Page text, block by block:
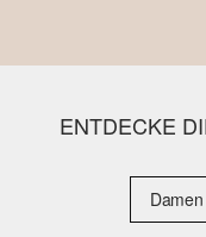
ENTDECKE
Damen